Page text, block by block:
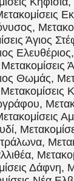
Άγιος
Θωμάς,
Δάφνη,